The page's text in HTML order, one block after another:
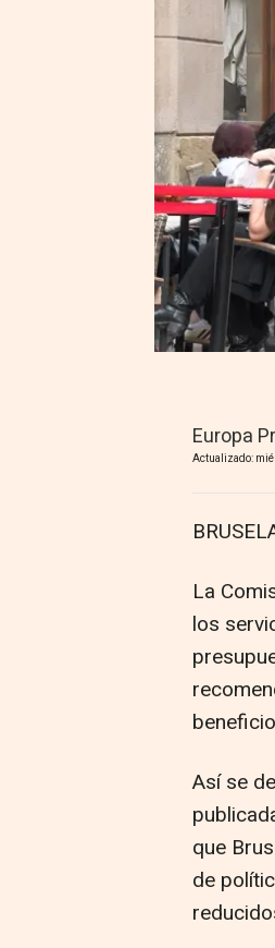
Europa
Actualizado:
La
los
Así se
que
de